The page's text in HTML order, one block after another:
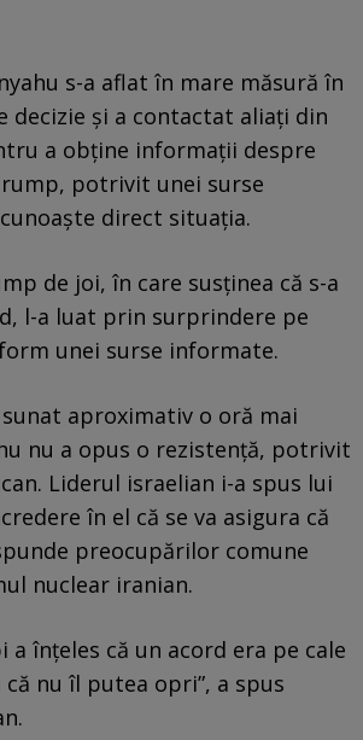
s-a aflat în mare măsură în
decizie și a contactat aliați din
a obține informații despre
potrivit unei surse
direct situația.
de joi, în care susținea că s-a
l-a luat prin surprindere pe
unei surse informate.
aproximativ o oră mai
nu a opus o rezistență, potrivit
Liderul israelian i-a spus lui
în el că se va asigura că
preocupărilor comune
nuclear iranian.
a înțeles că un acord era pe cale
nu îl putea opri”, a spus